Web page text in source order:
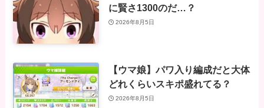
に賢さ1300のだ…？
2026年8月5日
【ウマ娘】パワ入り編成だと大体
どれくらいスキポ盛れてる？
2026年8月5日